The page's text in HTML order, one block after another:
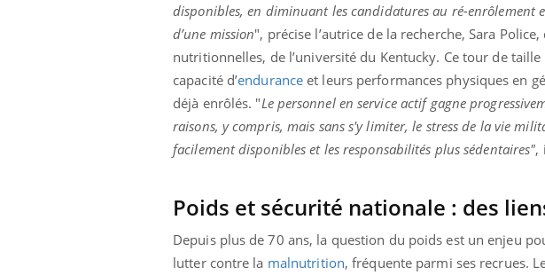
disponibles, en diminuant les candidatures au ré-
d’une mission", précise l’autrice de la recherche, Sara
nutritionnelles, de l’université du Kentucky. Ce tour de
capacité d’endurance et leurs performances physiques en
déjà enrôlés. "Le personnel en service actif gagne
raisons, y compris, mais sans s'y limiter, le stress de la vie
facilement disponibles et les responsabilités plus sédentaires",
Poids et sécurité nationale : des
Depuis plus de 70 ans, la question du poids est un enjeu
lutter contre la malnutrition, fréquente parmi ses recrues.
Insuline & Charge mentale : et si on
osait en parler??Youtube
En 2026, l'insuline dans le diabète de type 2
reste entourée d'idées reçues chez les
patients comme parfois chez les soignants.
Youtube
Eczéma Chronique des
préparer pour l’été !
L'été arrive… et avec lui, un
rythme de vie ! Vacances,
soleil, activités en plein
sont ...